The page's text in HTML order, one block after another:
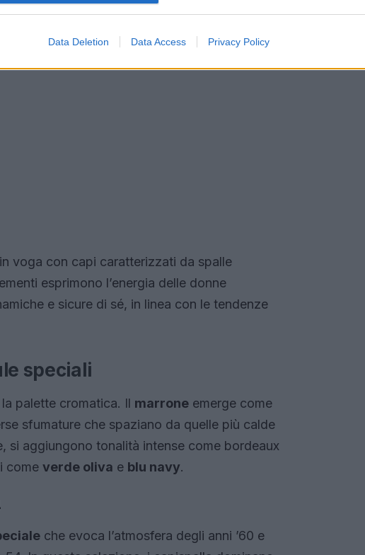
Data Deletion Data Access Privacy Policy
voga con capi caratterizzati da spalle
esprimono l’energia delle donne
e sicure di sé, in linea con le tendenze
speciali
palette cromatica. Il marrone emerge come
sfumature che spaziano da quelle più calde
si aggiungono tonalità intense come bordeaux
come verde oliva e blu navy.
che evoca l’atmosfera degli anni ’60 e